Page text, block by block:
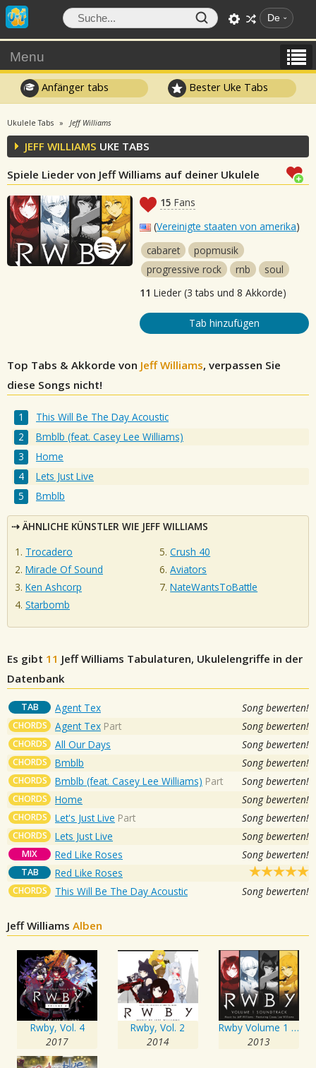
De
Menu
Anfänger tabs Bester Uke Tabs
Ukulele Tabs Jeff Williams
JEFF WILLIAMS UKE TABS
Spiele Lieder von Jeff Williams auf deiner Ukulele
15 Fans
(Vereinigte staaten von amerika)
cabaret
popmusik
progressive rock
rnb
soul
11 Lieder (3 tabs und 8 Akkorde)
Tab hinzufügen
Top Tabs & Akkorde von Jeff Williams, verpassen Sie
diese Songs nicht!
This Will Be The Day Acoustic
Bmblb (feat. Casey Lee Williams)
Home
Lets Just Live
Bmblb
ÄHNLICHE KÜNSTLER WIE JEFF WILLIAMS
Trocadero
Miracle Of Sound
Ken Ashcorp
Starbomb
Crush 40
Aviators
NateWantsToBattle
Es gibt 11 Jeff Williams Tabulaturen, Ukulelengriffe in der
Datenbank
TAB Agent Tex Song bewerten!
CHORDS Agent Tex Part Song bewerten!
CHORDS All Our Days Song bewerten!
CHORDS Bmblb Song bewerten!
CHORDS Bmblb (feat. Casey Lee Williams) Part Song bewerten!
CHORDS Home Song bewerten!
CHORDS Let's Just Live Part Song bewerten!
CHORDS Lets Just Live Song bewerten!
MIX Red Like Roses Song bewerten!
TAB Red Like Roses
CHORDS This Will Be The Day Acoustic Song bewerten!
Jeff Williams Alben
Rwby, Vol. 4
2017
Rwby, Vol. 2
2014
Rwby Volume 1 Soundtrack
2013